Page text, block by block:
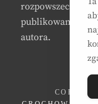
publikowania, i/
autora.